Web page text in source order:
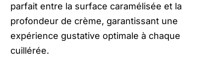
parfait entre la surface caramélisée et la
profondeur de crème, garantissant une
expérience gustative optimale à chaque
cuillérée.